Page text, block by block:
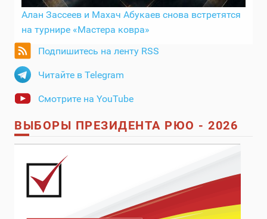
Алан Зассеев и Махач Абукаев снова встретятся
на турнире «Мастера ковра»
Подпишитесь на ленту RSS
Читайте в Telegram
Смотрите на YouTube
ВЫБОРЫ ПРЕЗИДЕНТА РЮО - 2026